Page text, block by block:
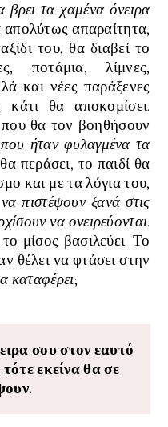
βρει τα χαμένα όνειρα
απαραίτητα,
του, θα διαβεί το
ποτάμια, λίμνες,
και νέες παράξενες
κάτι θα αποκομίσει.
θα τον βοηθήσουν
ήταν φυλαγμένα τα
περάσει, το παιδί θα
και με τα λόγια του,
να πιστέψουν ξανά στις
να ονειρεύονται.
μίσος βασιλεύει. Το
θέλει να φτάσει στην
καταφέρει;
σου στον εαυτό
εκείνα θα σε